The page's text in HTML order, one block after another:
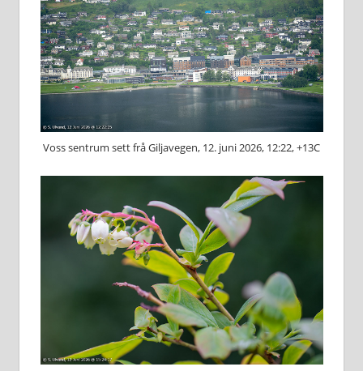
Voss sentrum sett frå Giljavegen, 12. juni 2026, 12:22, +13C